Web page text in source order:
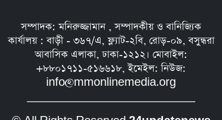
সম্পাদক: মনিরুজ্জামান , সম্পাদকীয় ও বানিজ্যিক
কার্যালয় : বাড়ী - ৩৬৭/এ, ফ্ল্যাট-২বি, রোড়-০৯, বসুন্ধরা
আবাসিক এলাকা, ঢাকা-১২১২। মোবাইল:
+৮৮০১৭১১-৫১৬৬১৮, ইমেইল: নিউজ:
info@mmonlinemedia.org